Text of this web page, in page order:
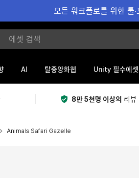
모든 워크플로를 위한 툴
색
AI 탈중앙화웹 Unity 필수에셋
8만 5천명 이상의 리뷰
Animals Safari Gazelle